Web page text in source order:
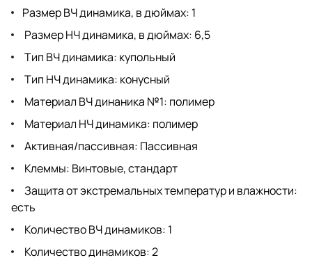
Размер ВЧ динамика, в дюймах: 1
Размер НЧ динамика, в дюймах: 6,5
Тип ВЧ динамика: купольный
Тип НЧ динамика: конусный
Материал ВЧ динаника №1: полимер
Материал НЧ динамика: полимер
Активная/пассивная: Пассивная
Клеммы: Винтовые, стандарт
Защита от экстремальных температур и влажности:
есть
Количество ВЧ динамиков: 1
Количество динамиков: 2